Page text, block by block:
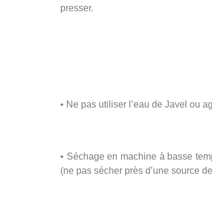
presser.
• Ne pas utiliser l’eau de Javel ou
• Séchage en machine à basse
(ne pas sécher près d’une source